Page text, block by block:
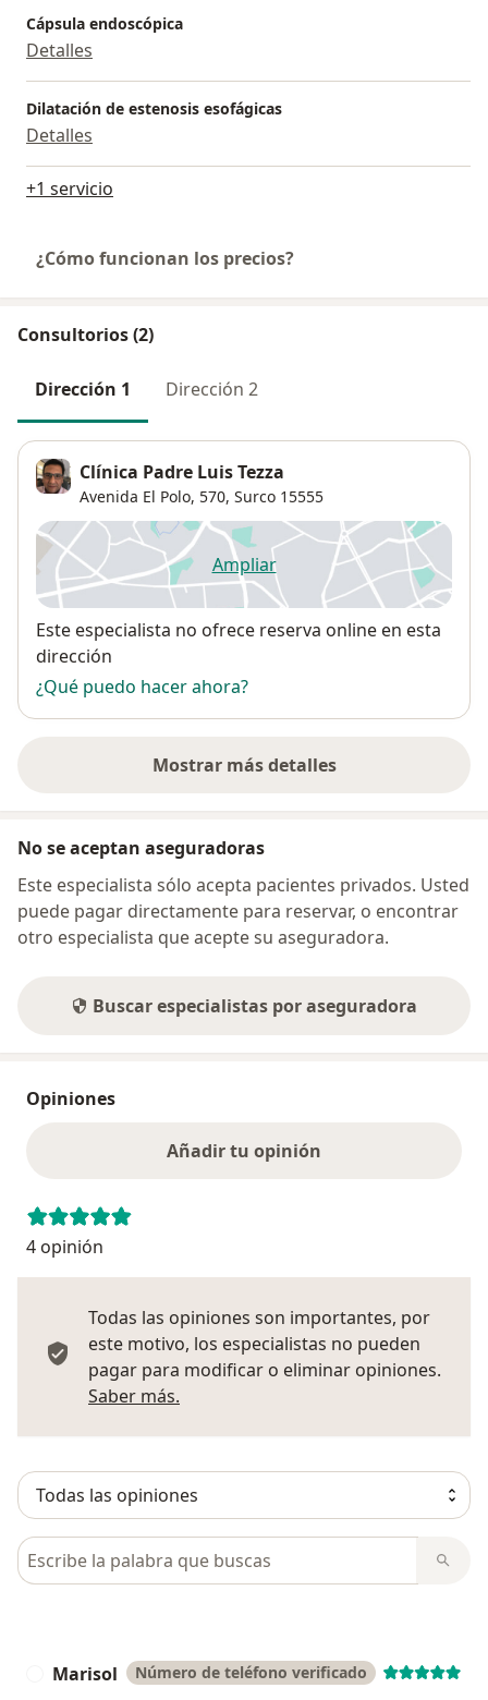
Cápsula endoscópica
Detalles
Dilatación de estenosis esofágicas
Detalles
+1 servicio
¿Cómo funcionan los precios?
Consultorios (2)
Dirección 1 Dirección 2
Clínica Padre Luis Tezza
Avenida El Polo, 570, Surco 15555
Ampliarse abre en una nueva
Disponibilidad
Este especialista no ofrece reserva online en esta
dirección
¿Qué puedo hacer ahora?
Mostrar más detalles
sobre la dirección
No se aceptan aseguradoras
Este especialista sólo acepta pacientes privados. Usted
puede pagar directamente para reservar, o encontrar
otro especialista que acepte su aseguradora.
Buscar especialistas por aseguradora
Opiniones
Añadir tu opinión
4 opinión
Todas las opiniones son importantes, por
este motivo, los especialistas no pueden
pagar para modificar o eliminar opiniones.
Saber más.
Busca en opiniones
Marisol Número de teléfono verificado